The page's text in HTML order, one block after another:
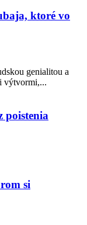
ktoré vo
genialitou a
výtvormi,...
poistenia
si